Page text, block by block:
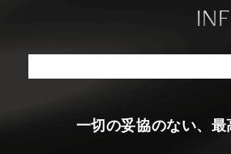
一切の妥協のない、最